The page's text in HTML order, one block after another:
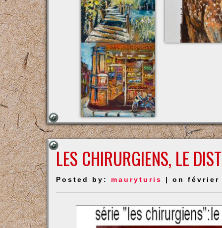
LES CHIRURGIENS, LE
Posted by: mauryturis | on février